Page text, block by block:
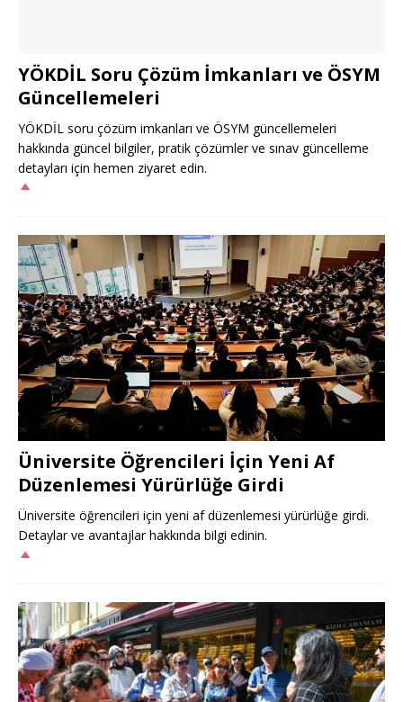
YÖKDİL Soru Çözüm İmkanları ve ÖSYM
Güncellemeleri
YÖKDİL soru çözüm imkanları ve ÖSYM güncellemeleri
hakkında güncel bilgiler, pratik çözümler ve sınav güncelleme
detayları için hemen ziyaret edin.
Üniversite Öğrencileri İçin Yeni Af
Düzenlemesi Yürürlüğe Girdi
Üniversite öğrencileri için yeni af düzenlemesi yürürlüğe girdi.
Detaylar ve avantajlar hakkında bilgi edinin.